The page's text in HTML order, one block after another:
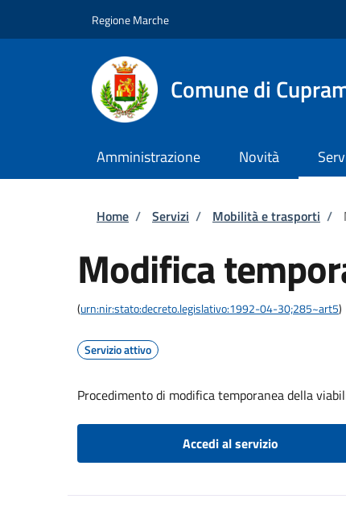
Regione Marche
Comune di
Amministrazione Novità
Briciole di pane
Home / Servizi / Mobilità e trasporti /
Modifica
(urn:nir:stato:decreto.legislativo:1992-04-30;285~art5)
Servizio attivo
Procedimento di modifica temporanea della
Accedi al servizio